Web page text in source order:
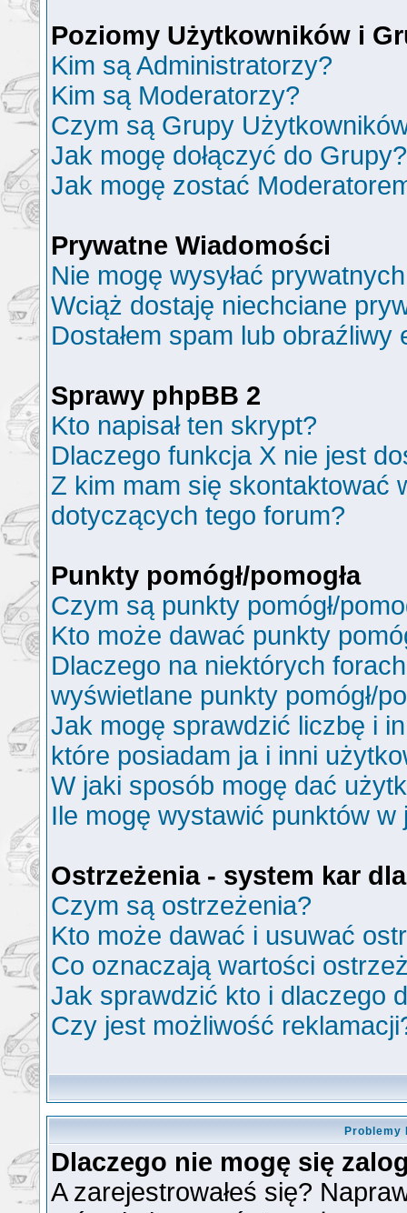
Poziomy Użytkowników i
Kim są Administratorzy?
Kim są Moderatorzy?
Czym są Grupy
Jak mogę dołączyć do Grupy?
Jak mogę zostać
Prywatne Wiadomości
Nie mogę wysyłać
Wciąż dostaję niechciane
Dostałem spam lub
Sprawy phpBB 2
Kto napisał ten skrypt?
Dlaczego funkcja X nie jest
Z kim mam się skontaktować
dotyczących tego forum?
Punkty pomógł/pomogła
Czym są punkty pomógł/
Kto może dawać punkty
Dlaczego na niektórych
wyświetlane punkty pomógł/
Jak mogę sprawdzić liczbę i
które posiadam ja i inni
W jaki sposób mogę dać
Ile mogę wystawić punktów w
Ostrzeżenia - system kar
Czym są ostrzeżenia?
Kto może dawać i usuwać
Co oznaczają wartości
Jak sprawdzić kto i dlaczego
Czy jest możliwość
Problemy
Dlaczego nie mogę się
A zarejestrowałeś się?